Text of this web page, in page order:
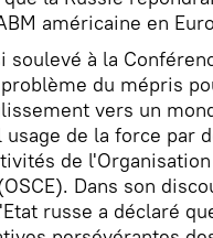
américaine en
soulevé à la
du mépris
vers un
de la force par
de
Dans son
russe a déclaré